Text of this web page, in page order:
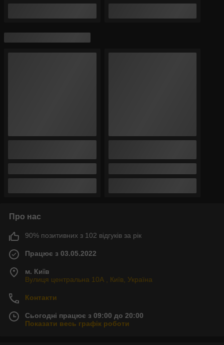
Про нас
90% позитивних з 102 відгуків за рік
Працює з 03.05.2022
м. Київ
Вулиця центральна 10А , Київ, Україна
Контакти
Сьогодні працює з 09:00 до 20:00
Показати весь графік роботи